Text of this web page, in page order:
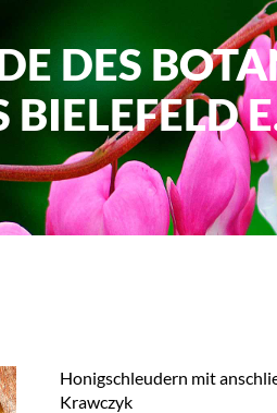
DES
BIELEFELD
Ho­nig­schleu­dern mit
Krawc­zyk